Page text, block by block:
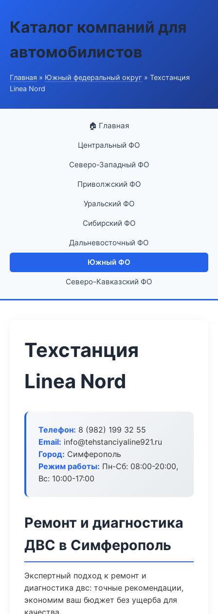
Каталог компаний для
автомобилистов
Главная » Южный федеральный округ » Техстанция
Linea Nord
🏠 Главная
Центральный ФО
Северо-Западный ФО
Приволжский ФО
Уральский ФО
Сибирский ФО
Дальневосточный ФО
Южный ФО
Северо-Кавказский ФО
Техстанция
Linea Nord
Телефон: 8 (982) 199 32 55
Email: info@tehstanciyaline921.ru
Город: Симферополь
Режим работы: Пн-Сб: 08:00-20:00,
Вс: 10:00-17:00
Ремонт и диагностика
ДВС в Симферополь
Экспертный подход к ремонт и
диагностика двс: точные рекомендации,
экономим ваш бюджет без ущерба для
качества.